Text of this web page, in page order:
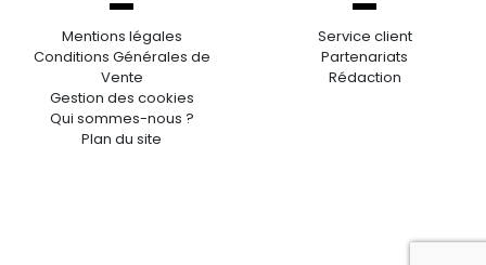
Mentions légales
Conditions Générales de
Vente
Gestion des cookies
Qui sommes-nous ?
Plan du site
Service client
Partenariats
Rédaction